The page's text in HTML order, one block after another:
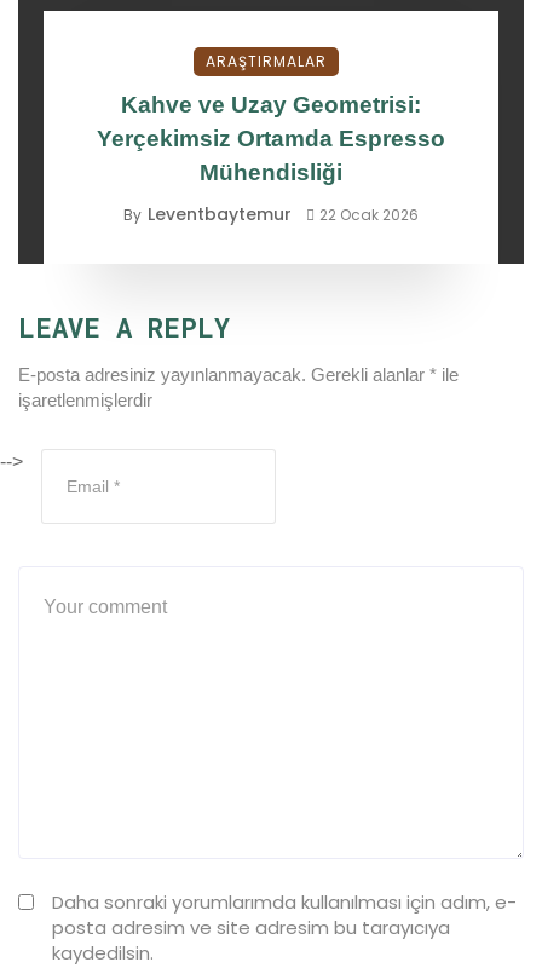
ARAŞTIRMALAR
Kahve ve Uzay Geometrisi:
Yerçekimsiz Ortamda Espresso
Mühendisliği
By Leventbaytemur 22 Ocak 2026
LEAVE A REPLY
E-posta adresiniz yayınlanmayacak. Gerekli alanlar * ile
işaretlenmişlerdir
-->
Daha sonraki yorumlarımda kullanılması için adım, e-
posta adresim ve site adresim bu tarayıcıya
kaydedilsin.